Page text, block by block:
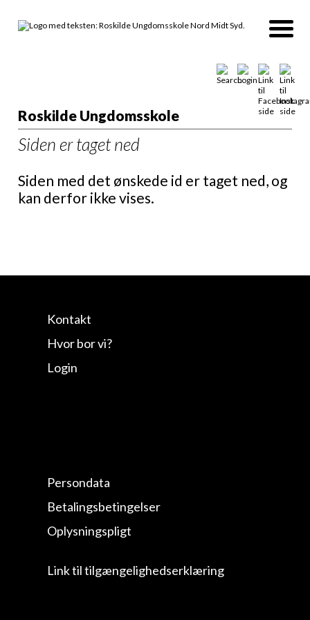
Roskilde Ungdomsskole
Siden er taget ned
Siden med det ønskede id er taget ned, og
kan derfor ikke vises.
Kontakt
Hvor bor vi?
Login
Persondata
Betalingsbetingelser
Oplysningspligt
Link til tilgængelighedserklæring